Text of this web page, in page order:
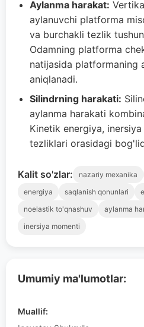
Umumiy ma'lumotlar:
Muallif:
Aylanma harakat:
aylanuvchi platforma
va burchakli tezlik
Odamning platforma
natijasida platformaning
aniqlanadi.
Silindrning harakati:
aylanma harakati
Kinetik energiya,
tezliklari orasidagi
Kalit so'zlar: nazariy mexanika
energiya
saqlanish qonunlari
noelastik to'qnashuv
aylanma
inersiya momenti